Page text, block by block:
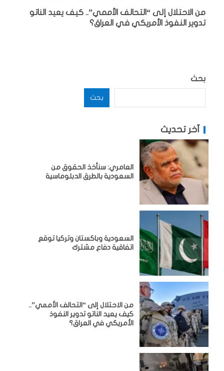
من الاحتلال إلى “التحالف الأممي”.. كيف يعيد الناتو
تدوير النفوذ الأمريكي في العراق؟
بحث
بحث
آخر تحديث
العامري: سنأخذ الحقوق من
السعودية بالطرق الدبلوماسية
السعودية وباكستان وتركيا توقع
اتفاقية دفاع مشترك
من الاحتلال إلى “التحالف الأممي”..
كيف يعيد الناتو تدوير النفوذ
الأمريكي في العراق؟